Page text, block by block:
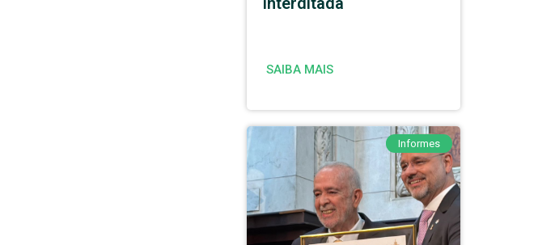
SAIBA MAIS
Informes